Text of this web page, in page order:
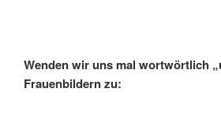
Wenden wir uns mal wortwörtlich
Frauenbildern zu: